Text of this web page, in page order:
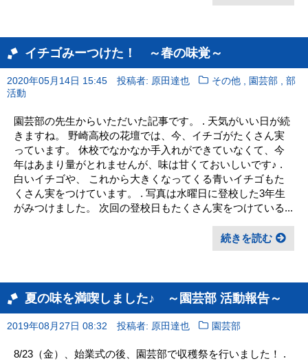
イチゴみーつけた！ ～春の味覚～
2020年05月14日 15:45 投稿者: 原田達也 その他 園芸部 ,部
活動
園芸部の先生からいただいた記事です。 . 天気がいい日が続
きますね。 野崎高校の花壇では、今、イチゴがたくさん実
っています。 休校でなかなか手入れができていなくて、今
年はあまり量がとれませんが、味は甘くておいしいです♪ .
白いイチゴや、 これから大きくなってくる青いイチゴもた
くさん実をつけています。 . 写真は水曜日に登校した3年生
がみつけました。 次回の登校日もたくさん実をつけている...
続きを読む
夏の味を満喫しました♪ ～園芸部 活動報告～
2019年08月27日 08:32 投稿者: 原田達也 園芸部
8/23（金）、始業式の後、園芸部で収穫祭を行いました！ .